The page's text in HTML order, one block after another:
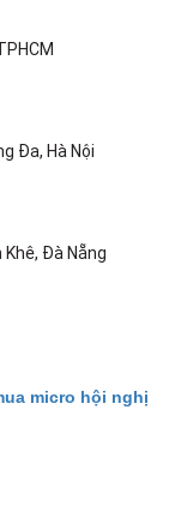
Đa, Hà Nội
Đà Nẵng
micro hội nghị